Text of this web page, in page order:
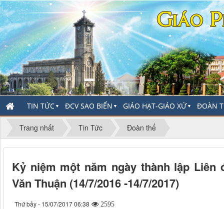
TIN TỨC ▼ ĐCV SAO BIỂN ▼ GIÁO HẠT-GIÁO XỨ▼ ĐOÀN
Trang nhất Tin Tức Đoàn thể
Kỷ niệm một năm ngày thành lập Liên
Văn Thuận (14/7/2016 -14/7/2017)
Thứ bảy - 15/07/2017 06:38 2595